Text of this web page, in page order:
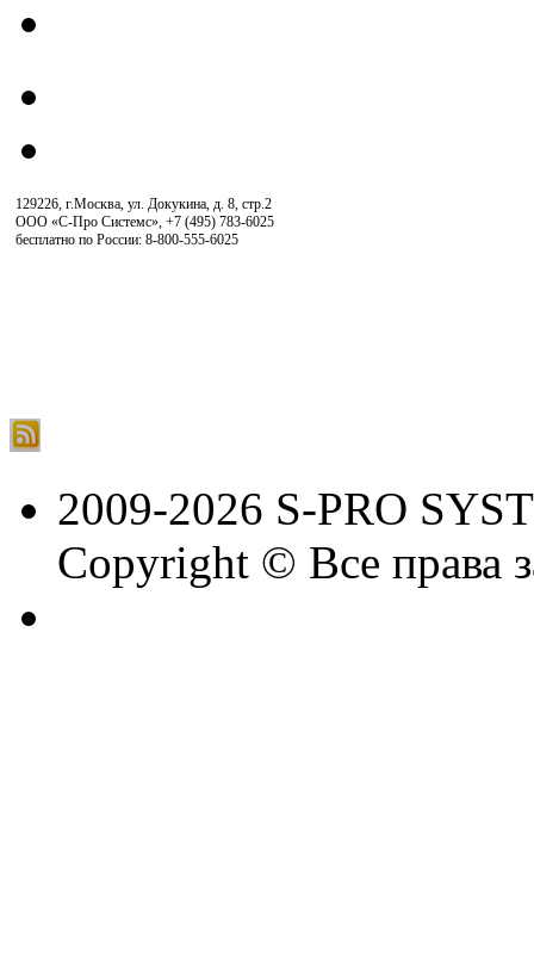
129226, г.Москва, ул. Докукина, д. 8, стр.2
ООО «С-Про Системс», +7 (495) 783-6025
бесплатно по России: 8-800-555-6025
2009-2026 S-PRO
Copyright © Все права